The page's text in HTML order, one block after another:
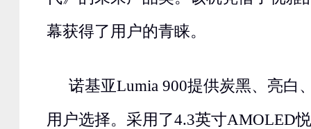
幕获得了用户的青睐。
诺基亚Lumia 900提供炭黑、亮白
用户选择。采用了4.3英寸AMOLED